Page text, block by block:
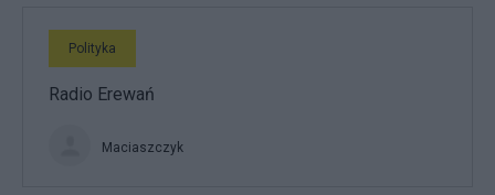
Polityka
Radio Erewań
Maciaszczyk